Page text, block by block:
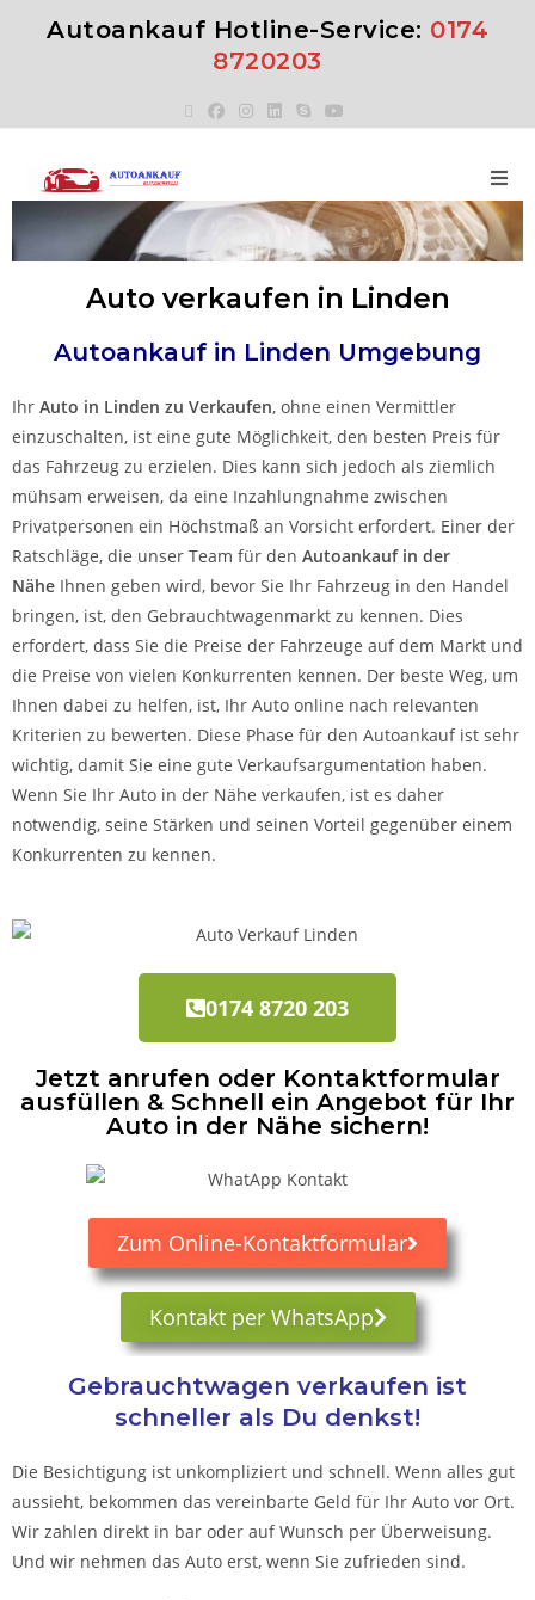
Autoankauf Hotline-Service: 0174
8720203
Auto verkaufen in Linden
Autoankauf in Linden Umgebung
Ihr Auto in Linden zu Verkaufen, ohne einen Vermittler
einzuschalten, ist eine gute Möglichkeit, den besten Preis für
das Fahrzeug zu erzielen. Dies kann sich jedoch als ziemlich
mühsam erweisen, da eine Inzahlungnahme zwischen
Privatpersonen ein Höchstmaß an Vorsicht erfordert. Einer der
Ratschläge, die unser Team für den Autoankauf in der
Nähe Ihnen geben wird, bevor Sie Ihr Fahrzeug in den Handel
bringen, ist, den Gebrauchtwagenmarkt zu kennen. Dies
erfordert, dass Sie die Preise der Fahrzeuge auf dem Markt und
die Preise von vielen Konkurrenten kennen. Der beste Weg, um
Ihnen dabei zu helfen, ist, Ihr Auto online nach relevanten
Kriterien zu bewerten. Diese Phase für den Autoankauf ist sehr
wichtig, damit Sie eine gute Verkaufsargumentation haben.
Wenn Sie Ihr Auto in der Nähe verkaufen, ist es daher
notwendig, seine Stärken und seinen Vorteil gegenüber einem
Konkurrenten zu kennen.
0174 8720 203
Jetzt anrufen oder Kontaktformular
ausfüllen & Schnell ein Angebot für Ihr
Auto in der Nähe sichern!
Zum Online-Kontaktformular
Kontakt per WhatsApp
Gebrauchtwagen verkaufen ist
schneller als Du denkst!
Die Besichtigung ist unkompliziert und schnell. Wenn alles gut
aussieht, bekommen das vereinbarte Geld für Ihr Auto vor Ort.
Wir zahlen direkt in bar oder auf Wunsch per Überweisung.
Und wir nehmen das Auto erst, wenn Sie zufrieden sind.